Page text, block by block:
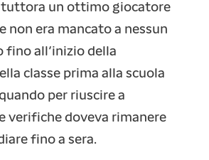
tuttora un ottimo giocatore
non era mancato a nessun
fino all’inizio della
classe prima alla scuola
per riuscire a
verifiche doveva rimanere
fino a sera.